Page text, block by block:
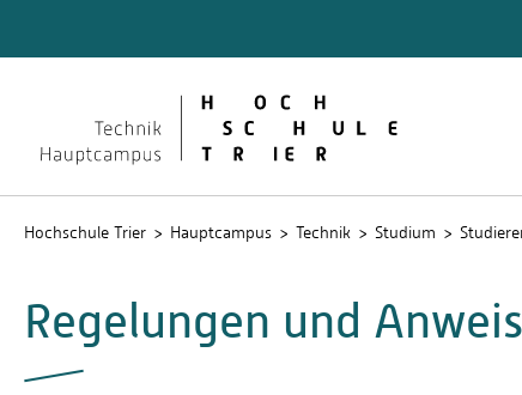
Hochschule Trier Hauptcampus Technik Studium
Regelungen und